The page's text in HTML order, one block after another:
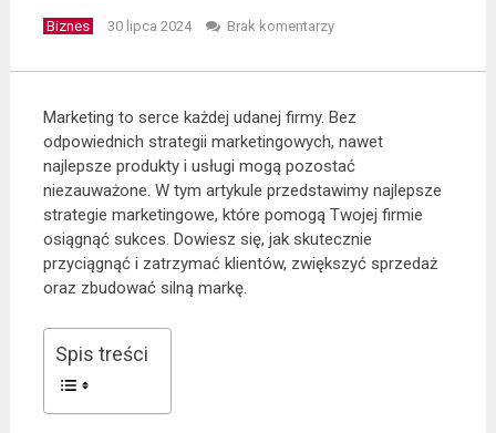
Biznes 30 lipca 2024 Brak komentarzy
Marketing to serce każdej udanej firmy. Bez
odpowiednich strategii marketingowych, nawet
najlepsze produkty i usługi mogą pozostać
niezauważone. W tym artykule przedstawimy najlepsze
strategie marketingowe, które pomogą Twojej firmie
osiągnąć sukces. Dowiesz się, jak skutecznie
przyciągnąć i zatrzymać klientów, zwiększyć sprzedaż
oraz zbudować silną markę.
Spis treści